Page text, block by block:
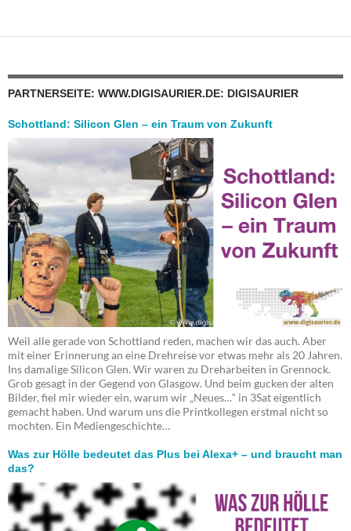
PARTNERSEITE: WWW.DIGISAURIER.DE: DIGISAURIER
Schottland: Silicon Glen – ein Traum von Zukunft
Weil alle gerade von Schottland reden, machen wir das auch. Aber
mit einer Erinnerung an eine Drehreise vor etwas mehr als 20 Jahren.
Ins damalige Silicon Glen. Wir waren zu Dreharbeiten in Grennock.
Grob gesagt in der Gegend von Glasgow. Und beim gucken der alten
Bilder, fiel mir wieder ein, warum wir „Neues…“ in 3Sat eigentlich
gemacht haben. Und warum uns die Printkollegen erstmal nicht so
mochten. Ein Mediengeschichte…
Was zur Hölle bedeutet das Plus bei Alexa+ – und braucht man
das?